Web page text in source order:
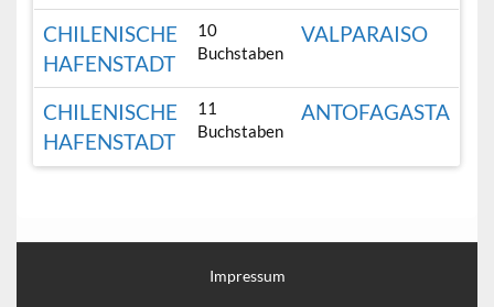
CHILENISCHE
HAFENSTADT
10
Buchstaben
VALPARAISO
CHILENISCHE
HAFENSTADT
11
Buchstaben
ANTOFAGASTA
Impressum